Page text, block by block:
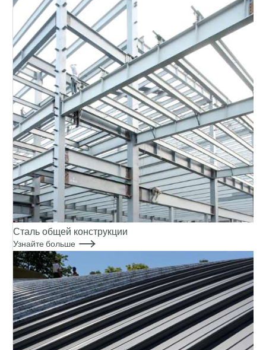
Сталь общей конструкции
Узнайте больше 